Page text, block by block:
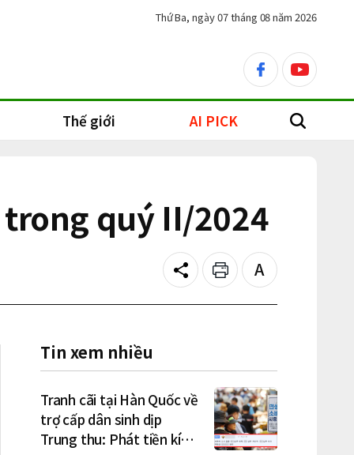
facebookyoutube
Thứ Ba, ngày 07 tháng 08 năm 2026
Thế giới AI PICK search
quý II/2024
Share Print
Text
size
Tin xem nhiều
Tranh cãi tại Hàn Quốc về
trợ cấp dân sinh dịp
Trung thu: Phát tiền kích